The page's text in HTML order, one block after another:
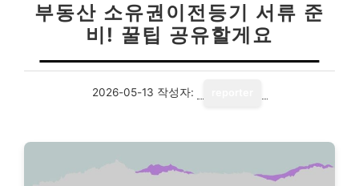
부동산 소유권이전등기 서류 준
비! 꿀팁 공유할게요
2026-05-13 작성자: